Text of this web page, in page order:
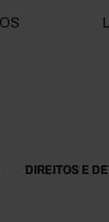
DIREITOS E